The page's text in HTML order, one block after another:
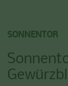
SONNENTOR